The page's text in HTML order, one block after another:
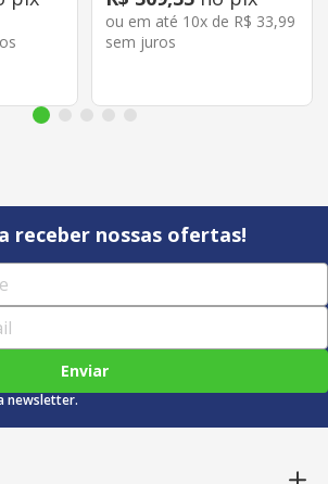
ou em até 10x de R$ 33,99
sem juros
receber nossas ofertas!
Enviar
newsletter.